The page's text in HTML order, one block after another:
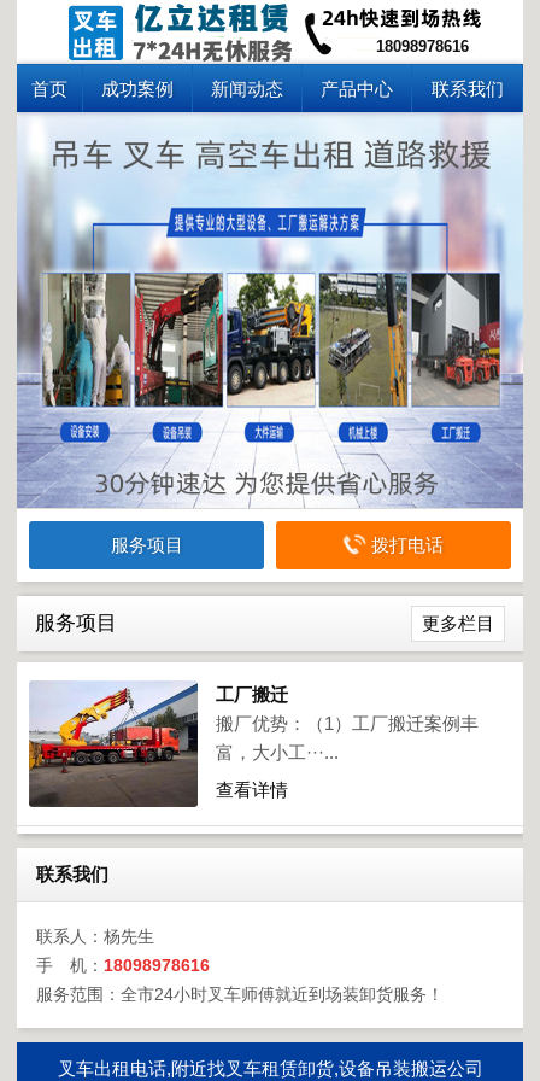
18098978616
首页 成功案例 新闻动态 产品中心 联系我们
服务项目 拨打电话
更多栏目
服务项目
工厂搬迁
搬厂优势：（1）工厂搬迁案例丰
富，大小工···...
查看详情
联系我们
联系人：杨先生
手 机： 18098978616
服务范围：全市24小时叉车师傅就近到场装卸货服务！
叉车出租电话,附近找叉车租赁卸货,设备吊装搬运公司